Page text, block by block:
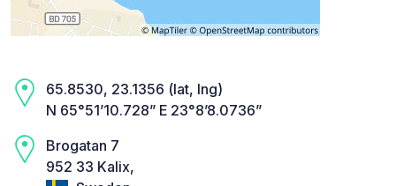
65.8530, 23.1356 (lat, lng)
N 65°51’10.728” E 23°8’8.0736”
Brogatan 7
952 33 Kalix,